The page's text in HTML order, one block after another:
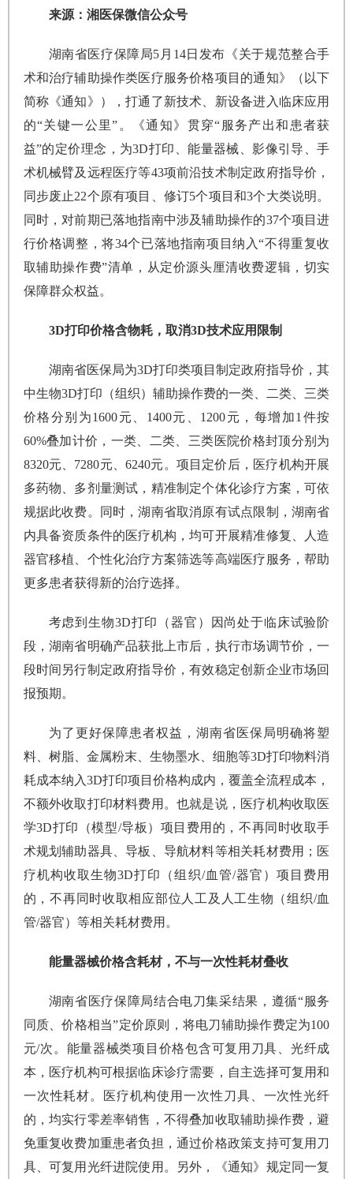
来源：湘医保微信公众号
湖南省医疗保障局5月14日发布《关于规范整合手
术和治疗辅助操作类医疗服务价格项目的通知》（以下
简称《通知》），打通了新技术、新设备进入临床应用
的“关键一公里”。《通知》贯穿“服务产出和患者获
益”的定价理念，为3D打印、能量器械、影像引导、手
术机械臂及远程医疗等43项前沿技术制定政府指导价，
同步废止22个原有项目、修订5个项目和3个大类说明。
同时，对前期已落地指南中涉及辅助操作的37个项目进
行价格调整，将34个已落地指南项目纳入“不得重复收
取辅助操作费”清单，从定价源头厘清收费逻辑，切实
保障群众权益。
3D打印价格含物耗，取消3D技术应用限制
湖南省医保局为3D打印类项目制定政府指导价，其
中生物3D打印（组织）辅助操作费的一类、二类、三类
价格分别为1600元、1400元、1200元，每增加1件按
60%叠加计价，一类、二类、三类医院价格封顶分别为
8320元、7280元、6240元。项目定价后，医疗机构开展
多药物、多剂量测试，精准制定个体化诊疗方案，可依
规据此收费。同时，湖南省取消原有试点限制，湖南省
内具备资质条件的医疗机构，均可开展精准修复、人造
器官移植、个性化治疗方案筛选等高端医疗服务，帮助
更多患者获得新的治疗选择。
考虑到生物3D打印（器官）因尚处于临床试验阶
段，湖南省明确产品获批上市后，执行市场调节价，一
段时间另行制定政府指导价，有效稳定创新企业市场回
报预期。
为了更好保障患者权益，湖南省医保局明确将塑
料、树脂、金属粉末、生物墨水、细胞等3D打印物料消
耗成本纳入3D打印项目价格构成内，覆盖全流程成本，
不额外收取打印材料费用。也就是说，医疗机构收取医
学3D打印（模型/导板）项目费用的，不再同时收取手
术规划辅助器具、导板、导航材料等相关耗材费用；医
疗机构收取生物3D打印（组织/血管/器官）项目费用
的，不再同时收取相应部位人工及人工生物（组织/血
管/器官）等相关耗材费用。
能量器械价格含耗材，不与一次性耗材叠收
湖南省医疗保障局结合电刀集采结果，遵循“服务
同质、价格相当”定价原则，将电刀辅助操作费定为100
元/次。能量器械类项目价格包含可复用刀具、光纤成
本，医疗机构可根据临床诊疗需要，自主选择可复用和
一次性耗材。医疗机构使用一次性刀具、一次性光纤
的，均实行零差率销售，不得叠加收取辅助操作费，避
免重复收费加重患者负担，通过价格政策支持可复用刀
具、可复用光纤进院使用。另外，《通知》规定同一复